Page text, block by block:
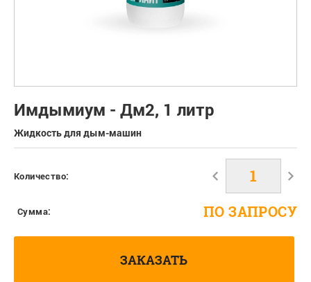
Имдымиум - Дм2, 1 литр
Жидкость для дым-машин
Количество:
Сумма: ПО ЗАПРОСУ
ЗАКАЗАТЬ